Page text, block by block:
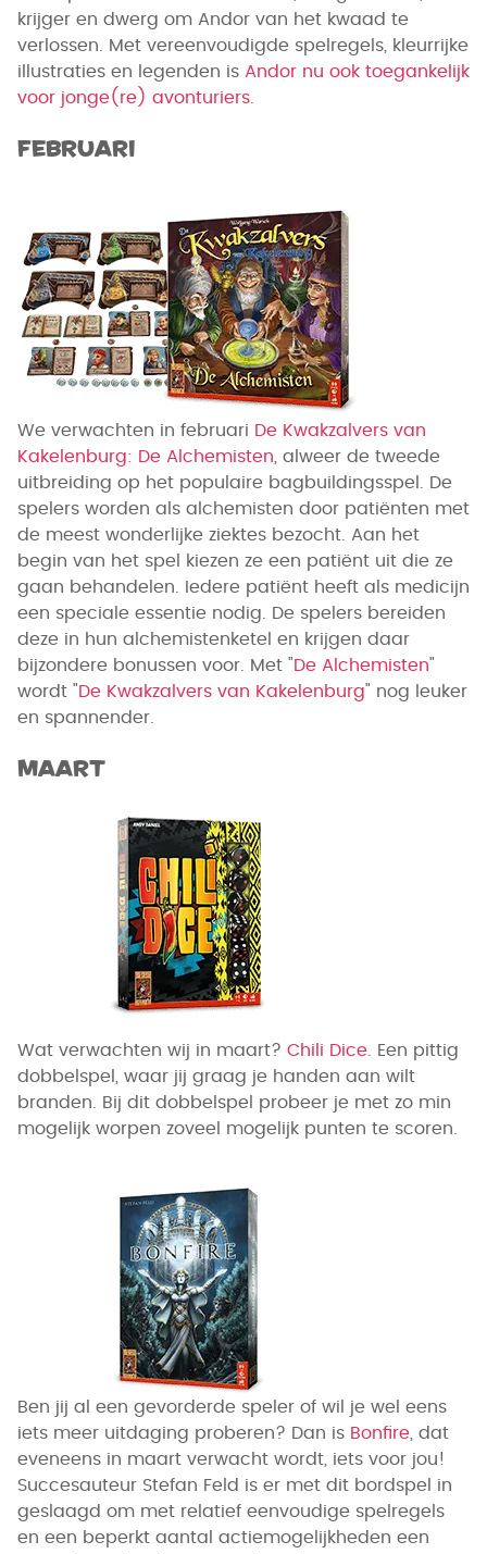
krijger en dwerg om Andor van het kwaad te
verlossen. Met vereenvoudigde spelregels, kleurrijke
illustraties en legenden is Andor nu ook toegankelijk
voor jonge(re) avonturiers
Februari
We verwachten in februari De Kwakzalvers van
Kakelenburg: De Alchemisten , alweer de tweede
uitbreiding op het populaire bagbuildingsspel. De
spelers worden als alchemisten door patiënten met
de meest wonderlijke ziektes bezocht. Aan het
begin van het spel kiezen ze een patiënt uit die ze
gaan behandelen. Iedere patiënt heeft als medicijn
een speciale essentie nodig. De spelers bereiden
deze in hun alchemistenketel en krijgen daar
bijzondere bonussen voor. Met "De Alchemisten"
wordt "De Kwakzalvers van Kakelenburg" nog leuker
en spannender.
Maart
Wat verwachten wij in maart? Chili Dice . Een pittig
dobbelspel, waar jij graag je handen aan wilt
branden. Bij dit dobbelspel probeer je met zo min
mogelijk worpen zoveel mogelijk punten te scoren.
Ben jij al een gevorderde speler of wil je wel eens
iets meer uitdaging proberen? Dan is Bonfire , dat
eveneens in maart verwacht wordt, iets voor jou!
Succesauteur Stefan Feld is er met dit bordspel in
geslaagd om met relatief eenvoudige spelregels
en een beperkt aantal actiemogelijkheden een